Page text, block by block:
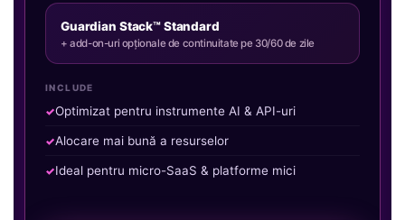
Guardian Stack™ Standard
+ add-on-uri opționale de continuitate pe 30/60 de zile
INCLUDE
Optimizat pentru instrumente AI & API-uri
Alocare mai bună a resurselor
Ideal pentru micro-SaaS & platforme mici